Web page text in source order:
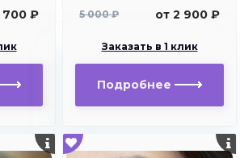
700 ₽
глаз )
5 000 ₽
от 2 900 ₽
Заказать в 1 клик
Подробнее